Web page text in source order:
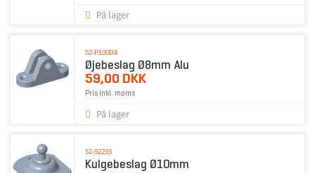
På lager
52-P100D8
Øjebeslag Ø8mm Alu
59,00 DKK
Pris inkl. moms
På lager
52-92293
Kulgebeslag Ø10mm